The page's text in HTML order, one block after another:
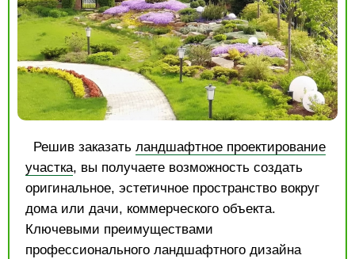
Решив заказать ландшафтное проектирование
участка, вы получаете возможность создать
оригинальное, эстетичное пространство вокруг
дома или дачи, коммерческого объекта.
Ключевыми преимуществами
профессионального ландшафтного дизайна